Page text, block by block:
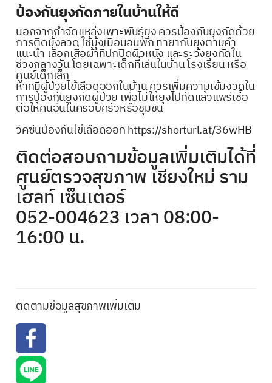
ป้องกันยุงกัดภายในบ้านให้ดี
นอกจากกำจัดแหล่งเพาะพันธุ์ยุง ควรป้องกันยุงกัดด้วย
การติดมุ้งลวด ใช้มุ้งเมื่อนอนพัก ทายากันยุงตามคำ
แนะนำ เลือกเสื้อผ้าที่ปกปิดผิวหนัง และระวังยุงกัดใน
ช่วงกลางวัน โดยเฉพาะเด็กที่เล่นในบ้าน โรงเรียน หรือ
ศูนย์เด็กเล็ก
หากมีผู้ป่วยไข้เลือดออกในบ้าน ควรเพิ่มความเข้มงวดใน
การป้องกันยุงกัดผู้ป่วย เพื่อไม่ให้ยุงไปกัดแล้วแพร่เชื้อ
ต่อให้คนอื่นในครอบครัวหรือชุมชน
วัคซีนป้องกันไข้เลือดออกhttps://shorturl.at/36wHB
ติดต่อสอบถามข้อมูลเพิ่มเติมได้ที่
ศูนย์ตรวจสุขภาพ เชียงใหม่ ราม
เฮลท์ เซ็นเตอร์
052-004623 เวลา 08:00-
16:00 น.
ติดตามข้อมูลสุขภาพเพิ่มเติม